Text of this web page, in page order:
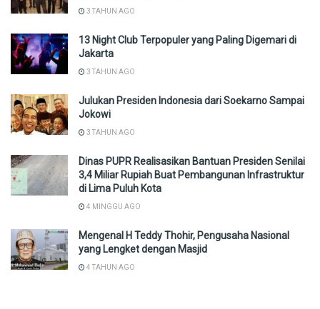
3 TAHUN AGO
13 Night Club Terpopuler yang Paling Digemari di
Jakarta
3 TAHUN AGO
Julukan Presiden Indonesia dari Soekarno Sampai
Jokowi
3 TAHUN AGO
Dinas PUPR Realisasikan Bantuan Presiden Senilai
3,4 Miliar Rupiah Buat Pembangunan Infrastruktur
di Lima Puluh Kota
4 MINGGU AGO
Mengenal H Teddy Thohir, Pengusaha Nasional
yang Lengket dengan Masjid
4 TAHUN AGO